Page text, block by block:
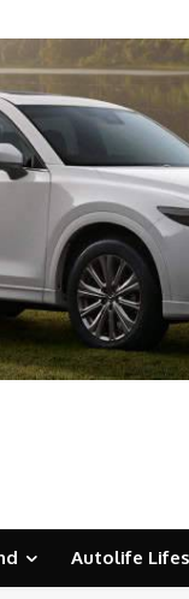
Autolife